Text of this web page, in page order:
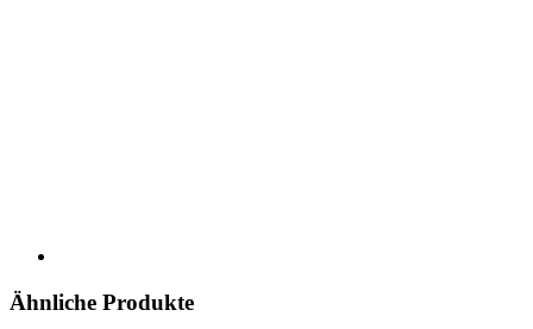
Ähnliche Produkte